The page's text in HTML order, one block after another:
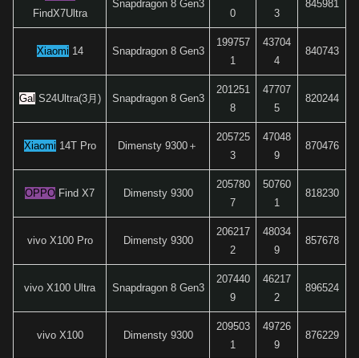
FindX7Ultra
Snapdragon 8 Gen3
0
3
845981
Xiaomi 14 Snapdragon 8 Gen3
199757
1
43704
4
840743
Gal S24Ultra(3月) Snapdragon 8 Gen3
201251
8
47707
5
820244
Xiaomi 14T Pro Dimensty 9300＋
205725
3
47048
9
870476
OPPO Find X7 Dimensty 9300
205780
7
50760
1
818230
vivo X100 Pro Dimensty 9300
206217
2
48034
9
857678
vivo X100 Ultra Snapdragon 8 Gen3
207440
9
46217
2
896524
vivo X100 Dimensty 9300
209503
1
49726
9
876229